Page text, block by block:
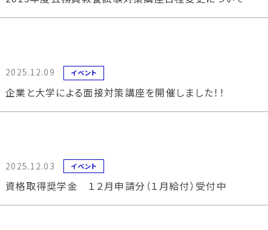
2025.12.09 イベント
企業と大学による面接対策講座を開催しました！！
2025.12.03 イベント
資格取得奨学金 １２月申請分（１月給付）受付中